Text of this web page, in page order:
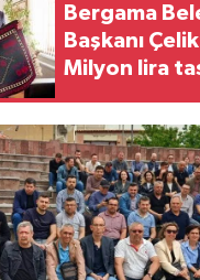
Bergama
Başkanı
Milyon lira